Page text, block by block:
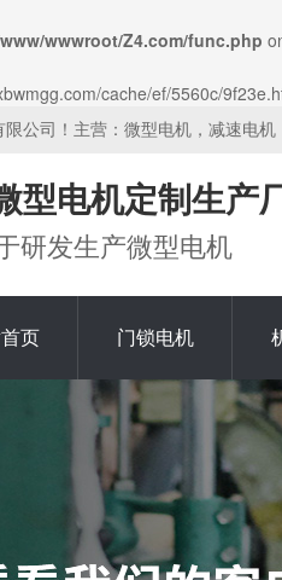
wwwroot/Z4.com/func.php
cache/ef/5560c/
公司！主营：微型电机，减速电
型电机定制生产
研发生产微型电机
页 门锁电机